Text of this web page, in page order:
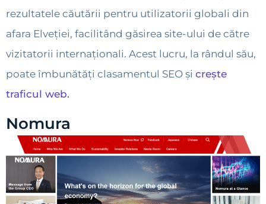
rezultatele căutării pentru utilizatorii globali din
afara Elveției, facilitând găsirea site-ului de către
vizitatorii internaționali. Acest lucru, la rândul său,
poate îmbunătăți clasamentul SEO și crește
traficul web.
Nomura